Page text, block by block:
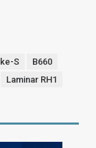
S
B660
Laminar RH1